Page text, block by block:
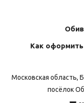
Как оформить
Московская область,
посёлок